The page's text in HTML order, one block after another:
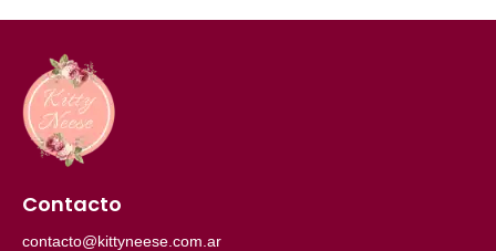
Contacto
contacto@kittyneese.com.ar